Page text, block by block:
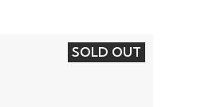
SOLD OUT